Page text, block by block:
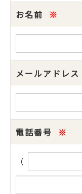
お名前 ※
メールアドレス
電話番号 ※
（